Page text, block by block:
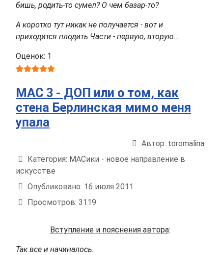
бишь, родить-то сумел? О чем базар-то?
А коротко тут никак не получается - вот и
приходится плодить Части - первую, вторую...
Оценок: 1
МАС 3 - ДОП или о том, как
стена Берлинская мимо меня
упала
Автор: toromalina
Категория: МАСики - новое направление в
искусстве
Опубликовано: 16 июля 2011
Просмотров: 3119
Вступление и пояснения автора:
Так все и начиналось.